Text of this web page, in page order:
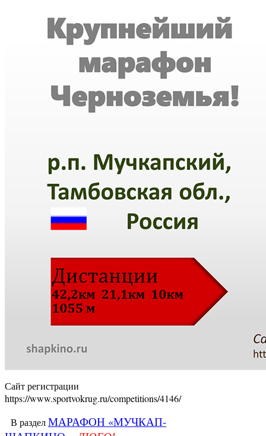
Сайт регистрации
https://www.sportvokrug.ru/competitions/4146/
В разделМАРАФОН «МУЧКАП-